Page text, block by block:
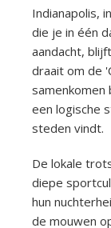
Indianapolis,
die je in één
aandacht,
draait om de
samenkomen
een logische
steden vindt.
De lokale
diepe
hun
de mouwen